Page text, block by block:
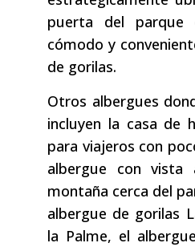
puerta del parque
cómodo y
de gorilas.
Otros albergues
incluyen la casa de
para viajeros con
albergue con
montaña cerca del
albergue de gorilas
la Palme, el